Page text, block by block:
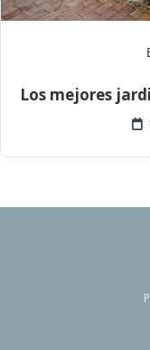
Los mejores